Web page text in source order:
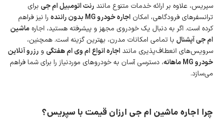
سپریس، علاوه بر ارائه خدمات متنوع مانند رنت اتومبیل ام جی برای
ترانسفرهای فرودگاهی، امکان اجاره خودرو بدون راننده را نیز فراهم
کرده است. اگر به دنبال یک خودروی مجهز و پیشرفته هستید، اجاره ماشین
ام جی آپشنال با تمامی امکانات مدرن، بهترین گزینه است. همچنین،
سرویس‌های انعطاف‌پذیری ماننداجاره انواع ام وی ام هفتگی و رزرو آنلاین
خودرو
ماهانه، دسترسی آسان به خودروهای موردنیاز را برای شما فراهم
می‌سازد.
چرا اجاره ماشین ام جی ارزان قیمت با سپریس؟